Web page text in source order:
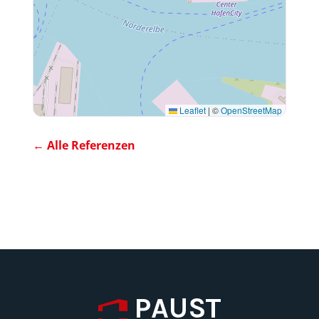
Leaflet |©OpenStreetMap
← Alle Referenzen